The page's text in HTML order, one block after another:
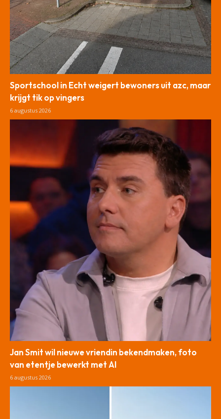
Sportschool in Echt weigert bewoners uit azc, maar
krijgt tik op vingers
6 augustus 2026
Jan Smit wil nieuwe vriendin bekendmaken, foto
van etentje bewerkt met AI
6 augustus 2026